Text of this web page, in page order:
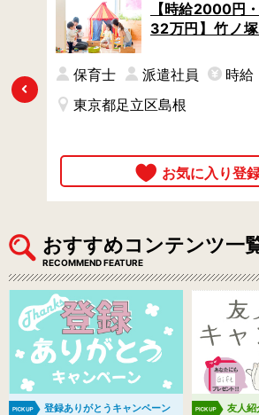
Previous
【時給2000円
32万円】竹ノ
でスムーズに退
間など相談OK
保育士 派遣社員
時給
東京都足立区島根
おすすめコンテンツ一
RECOMMEND FEATURE
登録ありがとうキャンペーン 友人紹